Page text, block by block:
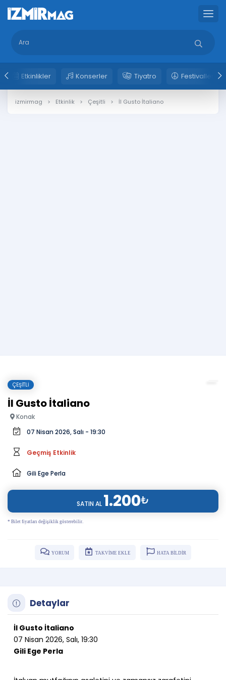
Etkinlikler Konserler Tiyatro Festivaller
izmirmag Etkinlik Çeşitli İl Gusto İtaliano
ÇEŞITLI
İl Gusto İtaliano
Konak
07 Nisan 2026, Salı - 19:30
Geçmiş Etkinlik
Gili Ege Perla
SATIN AL 1.200₺
* Bilet fiyatları değişiklik gösterebilir.
YORUM TAKVİME EKLE HATA BİLDİR
Detaylar
İl Gusto İtaliano
07 Nisan 2026, Salı, 19:30
Gili Ege Perla